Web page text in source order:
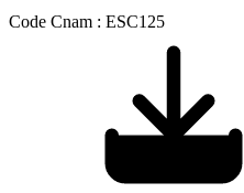
Code Cnam : ESC125